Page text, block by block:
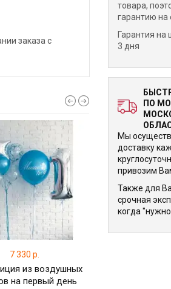
заказа с
7 330 р.
из воздушных
на первый день
товара,
гарантию на
Гарантия на
3 дня
ПО
Мы
доставку
привозим
Также для
срочная
когда